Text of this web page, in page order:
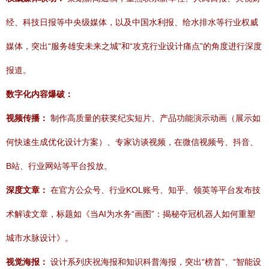
经、科技日报等中央级媒体，以及中国水利报、给水排水等行业权威
媒体，突出“服务雄安未来之城”和“攻克行业设计痛点”的角度进行深度
报道。
数字化内容爆破：
视频传播： 制作高质量的获奖纪实短片、产品功能演示动画（展示如
何快速生成优化设计方案）、专家访谈视频，在微信视频号、抖音、
B站、行业网站等平台投放。
深度文章： 在官方公众号、行业KOL账号、知乎、领英等平台发布技
术解读文章，标题如《当AI为水务“画图”：揭秘夺冠机器人如何重塑
城市水脉设计》。
视觉海报： 设计系列庆祝海报和知识科普海报，突出“榜首”、“智能设